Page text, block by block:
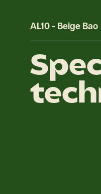
AL10 - Beige Bao